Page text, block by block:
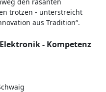
trotzen - unterstreicht
aus Tradition“.
- Kompetenz